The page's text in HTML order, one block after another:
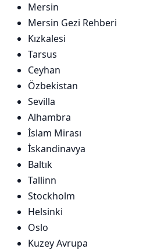
Mersin
Mersin Gezi Rehberi
Kızkalesi
Tarsus
Ceyhan
Özbekistan
Sevilla
Alhambra
İslam Mirası
İskandinavya
Baltık
Tallinn
Stockholm
Helsinki
Oslo
Kuzey Avrupa